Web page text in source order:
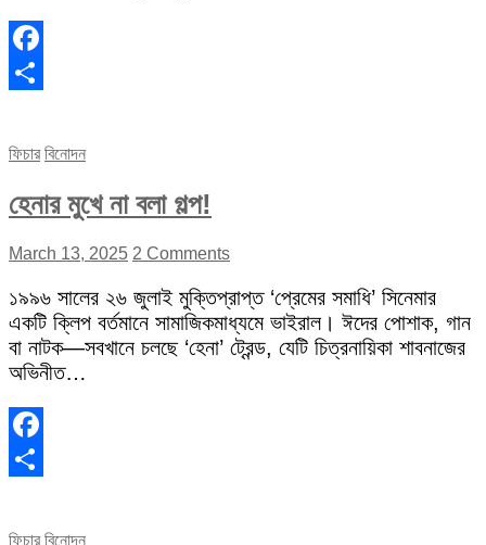
Facebook
ফিচার বিনোদন
হেনার মুখে না বলা গল্প!
March 13, 2025 2 Comments
১৯৯৬ সালের ২৬ জুলাই মুক্তিপ্রাপ্ত ‘প্রেমের সমাধি’ সিনেমার
একটি ক্লিপ বর্তমানে সামাজিকমাধ্যমে ভাইরাল। ঈদের পোশাক, গান
বা নাটক—সবখানে চলছে ‘হেনা’ ট্রেন্ড, যেটি চিত্রনায়িকা শাবনাজের
অভিনীত…
Facebook
ফিচার বিনোদন